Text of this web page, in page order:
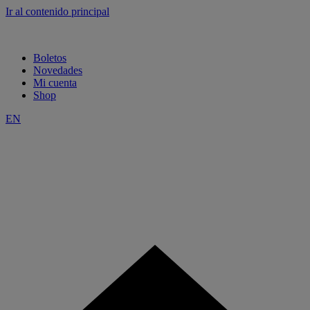
Ir al contenido principal
Boletos
Novedades
Mi cuenta
Shop
EN